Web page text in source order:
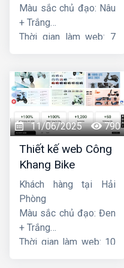
Màu sắc chủ đạo: Nâu
+ Trắng
Thời gian làm web: 7
11/06/2025 790
Thiết kế web Công
Khang Bike
Khách hàng tại Hải
Phòng
Màu sắc chủ đạo: Đen
+ Trắng
Thời gian làm web: 10